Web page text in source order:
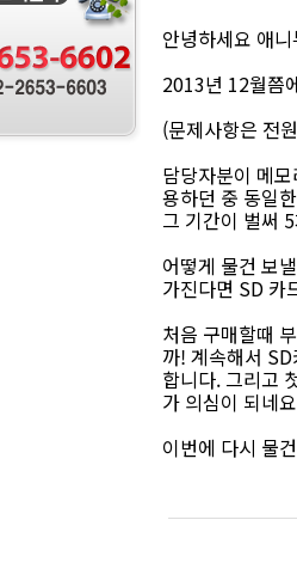
안녕하세요 애
2013년 12월쯤
(문제사항은 전
담당자분이 메
용하던 중 동일
그 기간이 벌써
어떻게 물건 보
가진다면 SD 카
처음 구매할때
까! 계속해서
합니다. 그리고
가 의심이 되네
이번에 다시 물